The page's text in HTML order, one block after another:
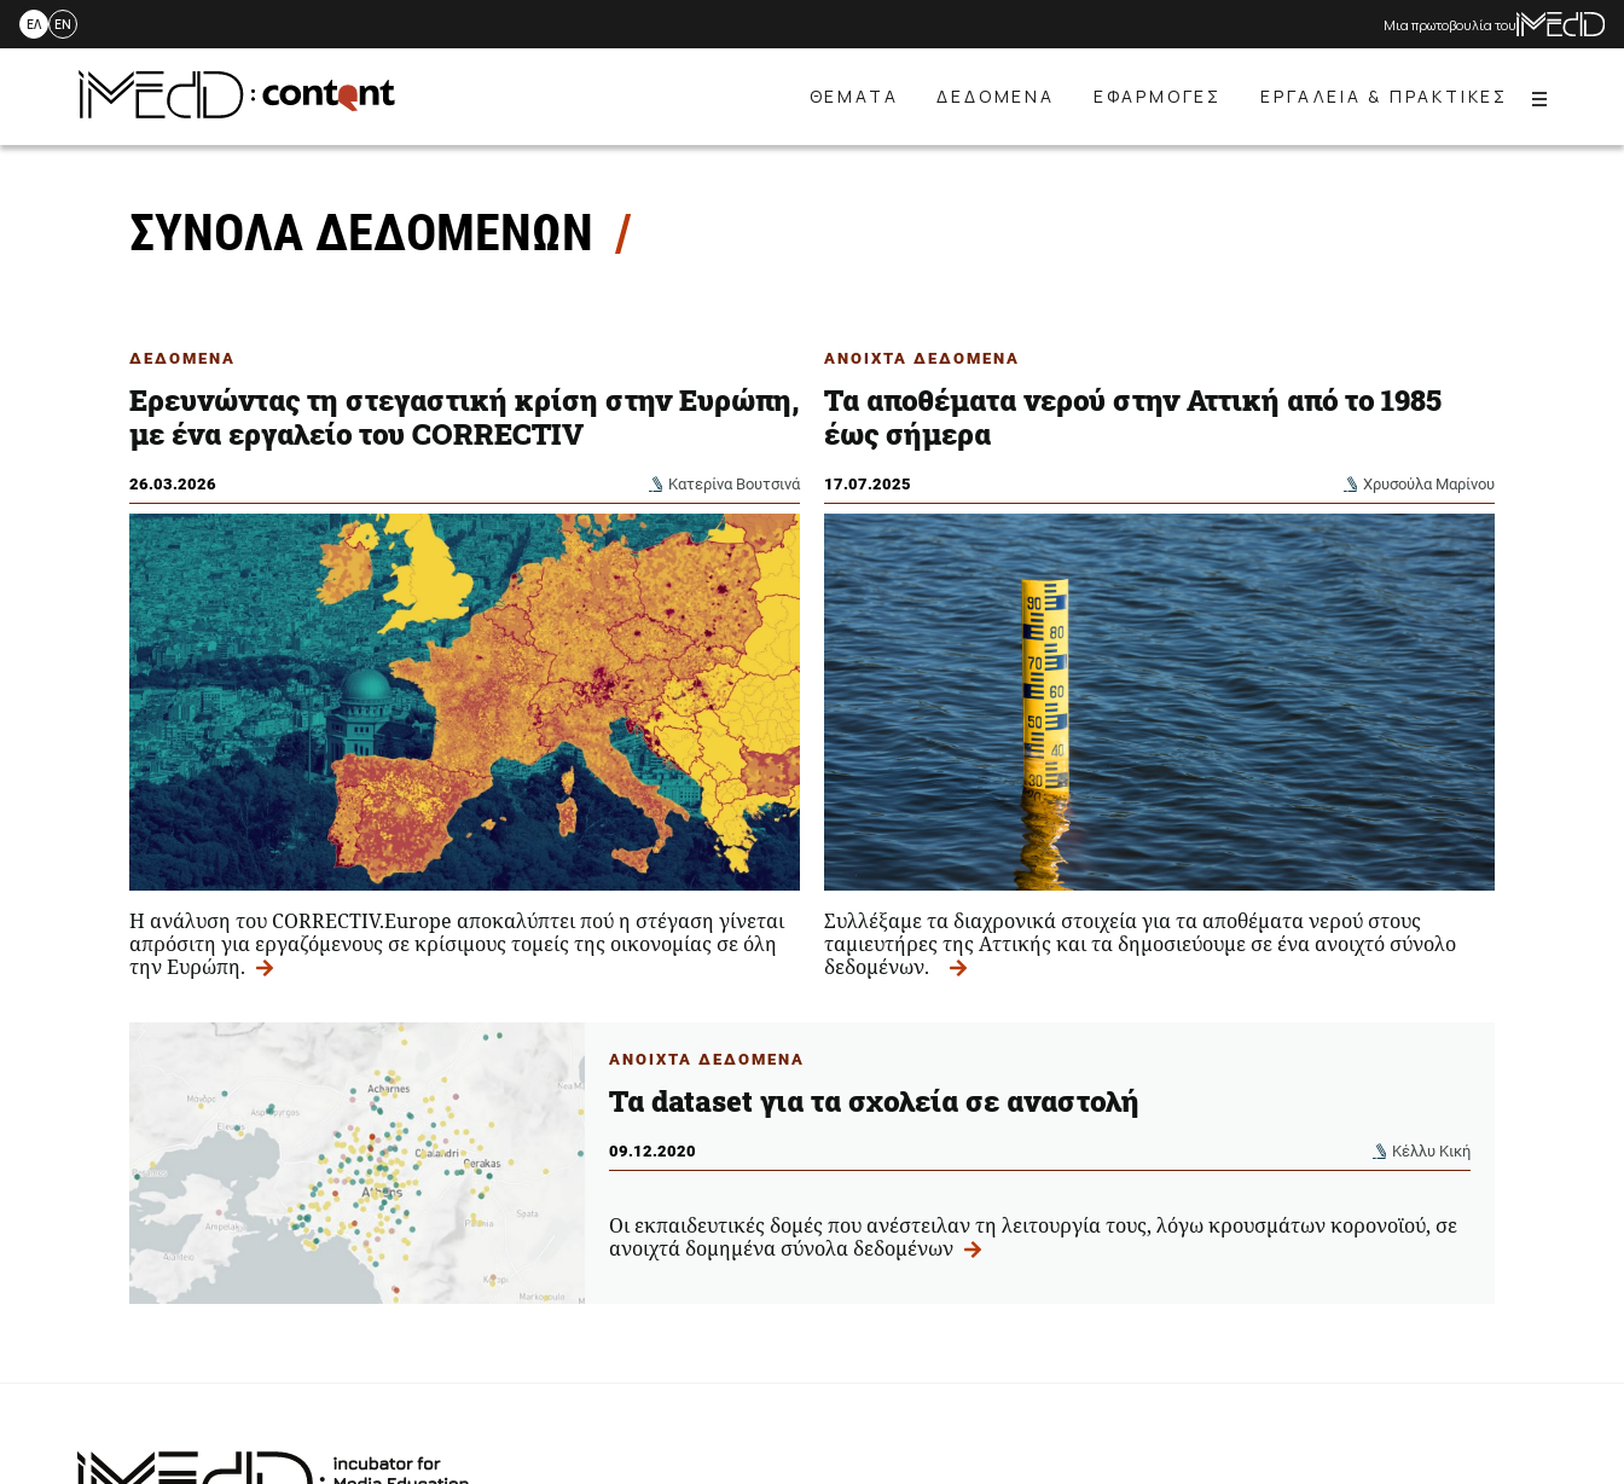
Skip
ΕΛ EN Μια πρωτοβουλία του
ΘΕΜΑΤΑ ΔΕΔΟΜΕΝΑ ΕΦΑΡΜΟΓΕΣ ΕΡΓΑΛΕΙΑ & ΠΡΑΚΤΙΚΕΣ Menu
ΣΥΝΟΛΑ ΔΕΔΟΜΕΝΩΝ
ΔΕΔΟΜΕΝΑ
Eρευνώντας τη στεγαστική κρίση στην Ευρώπη,
με ένα εργαλείο του CORRECTIV
26.03.2026 Κατερίνα Βουτσινά
Η ανάλυση του CORRECTIV.Europe αποκαλύπτει πού η στέγαση γίνεται
απρόσιτη για εργαζόμενους σε κρίσιμους τομείς της οικονομίας σε όλη
την Ευρώπη.
ΑΝΟΙΧΤΑ ΔΕΔΟΜΕΝΑ
Τα αποθέματα νερού στην Αττική από το 1985
έως σήμερα
17.07.2025 Χρυσούλα Μαρίνου
Συλλέξαμε τα διαχρονικά στοιχεία για τα αποθέματα νερού στους
ταμιευτήρες της Αττικής και τα δημοσιεύουμε σε ένα ανοιχτό σύνολο
δεδομένων.
ΑΝΟΙΧΤΑ ΔΕΔΟΜΕΝΑ
Τα dataset για τα σχολεία σε αναστολή
09.12.2020 Κέλλυ Κική
Οι εκπαιδευτικές δομές που ανέστειλαν τη λειτουργία τους, λόγω κρουσμάτων κορονοϊού, σε
ανοιχτά δομημένα σύνολα δεδομένων